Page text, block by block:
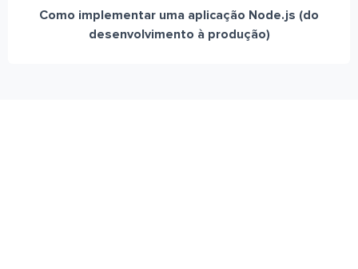
Como implementar uma aplicação Node.js (do
desenvolvimento à produção)